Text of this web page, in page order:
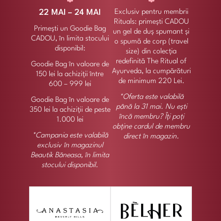
22 MAI – 24 MAI
Primești un Goodie Bag
CADOU, în limita stocului
disponibil:
Goodie Bag în valoare de
150 lei la achiziții între
600 – 999 lei
Goodie Bag în valoare de
350 lei la achiziții de peste
1.000 lei
*Campania este valabilă
exclusiv în magazinul
Beautik Băneasa, în limita
stocului disponibil.
Exclusiv pentru membrii
Rituals: primești CADOU
un gel de duș spumant și
o spumă de corp (travel
size) din colecția
redefinită The Ritual of
Ayurveda, la cumpărături
de minimum 220 Lei.
*Oferta este valabilă
până la 31 mai. Nu ești
încă membru? Îți poți
obține cardul de membru
direct în magazin.